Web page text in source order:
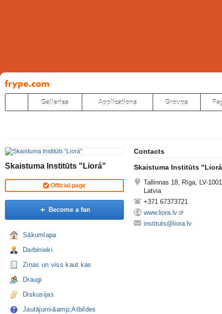
Pāriet
uz
saturu
Galleries Applications Groups
Skaistuma Institūts "Liorá"
Official page
Become a fan
Sākumlapa
Darbinieki
Ziņas un viss kaut kas
Draugi
Diskusijas
Jautājumi&amp;Atbildes
Contacts
Skaistuma Institūts
Tallinnas 18, Rīga, LV-
Latvia
+371 67373721
www.liora.lv
instituts@liora.lv